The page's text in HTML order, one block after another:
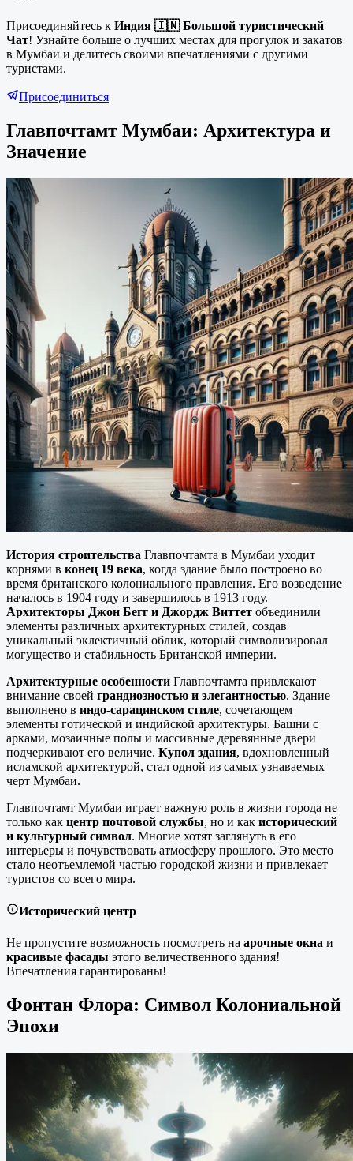
Присоединяйтесь к Индия 🇮🇳 Большой туристический
Чат! Узнайте больше о лучших местах для прогулок и закатов
в Мумбаи и делитесь своими впечатлениями с другими
туристами.
Присоединиться
Главпочтамт Мумбаи: Архитектура и
Значение
История строительства Главпочтамта в Мумбаи уходит
корнями в конец 19 века, когда здание было построено во
время британского колониального правления. Его возведение
началось в 1904 году и завершилось в 1913 году.
Архитекторы Джон Бегг и Джордж Виттет объединили
элементы различных архитектурных стилей, создав
уникальный эклектичный облик, который символизировал
могущество и стабильность Британской империи.
Архитектурные особенности Главпочтамта привлекают
внимание своей грандиозностью и элегантностью. Здание
выполнено в индо-сарацинском стиле, сочетающем
элементы готической и индийской архитектуры. Башни с
арками, мозаичные полы и массивные деревянные двери
подчеркивают его величие. Купол здания, вдохновленный
исламской архитектурой, стал одной из самых узнаваемых
черт Мумбаи.
Главпочтамт Мумбаи играет важную роль в жизни города не
только как центр почтовой службы, но и как исторический
и культурный символ. Многие хотят заглянуть в его
интерьеры и почувствовать атмосферу прошлого. Это место
стало неотъемлемой частью городской жизни и привлекает
туристов со всего мира.
Исторический центр
Не пропустите возможность посмотреть на арочные окна и
красивые фасады этого величественного здания!
Впечатления гарантированы!
Фонтан Флора: Символ Колониальной
Эпохи